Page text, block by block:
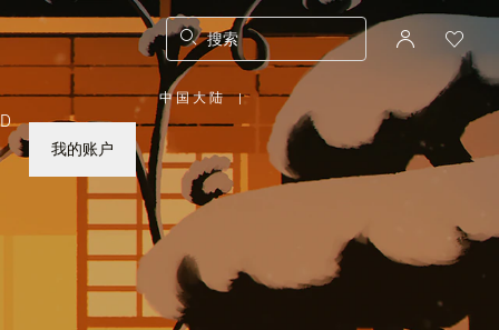
搜索
我的账户
中国大陆
,
请
您
所
在
的
国
|